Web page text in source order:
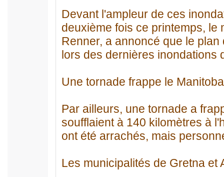
Devant l'ampleur de ces
deuxième fois ce printemps, le
Renner, a annoncé que le
lors des dernières inondations
Une tornade frappe le Manitoba
Par ailleurs, une tornade a
soufflaient à 140 kilomètres à
ont été arrachés, mais
Les municipalités de Gretna et